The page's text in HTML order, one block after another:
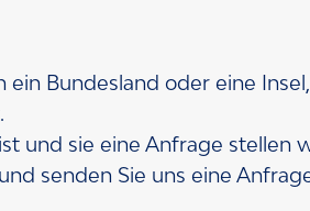
ein Bundesland oder eine
und sie eine Anfrage stellen
senden Sie uns eine